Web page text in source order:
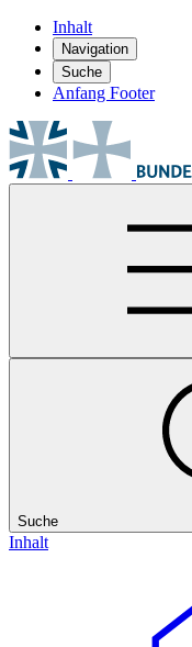
Inhalt
Navigation
Suche
Anfang Footer
Suche
Inhalt